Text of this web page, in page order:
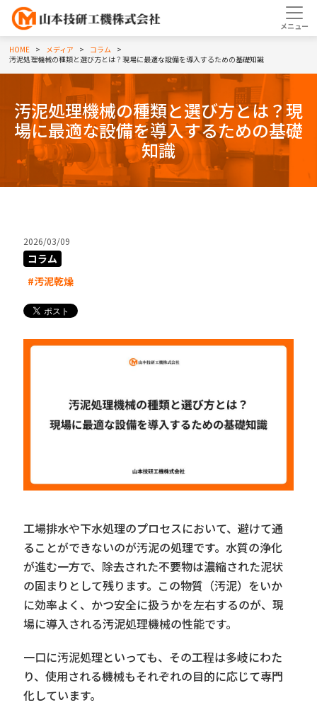
HOME メディア
コラム
汚泥処理機械の種類と選び方とは？現場に最適な設備を導入するための基礎知識
汚泥処理機械の種類と選び方とは？現
場に最適な設備を導入するための基礎
知識
2026/03/09
コラム
#汚泥乾燥
工場排水や下水処理のプロセスにおいて、避けて通
ることができないのが汚泥の処理です。水質の浄化
が進む一方で、除去された不要物は濃縮された泥状
の固まりとして残ります。この物質（汚泥）をいか
に効率よく、かつ安全に扱うかを左右するのが、現
場に導入される汚泥処理機械の性能です。
一口に汚泥処理といっても、その工程は多岐にわた
り、使用される機械もそれぞれの目的に応じて専門
化しています。